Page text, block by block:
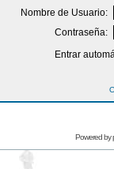
Nombre de Usuario:
Contraseña:
Entrar
Powered by